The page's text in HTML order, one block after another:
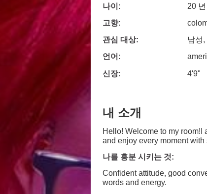
나이:
20 년
고향:
관심 대상:
남성
언어:
신장: 4'9"
내 소개
Hello! Welcome to my
and enjoy every moment
나를 흥분 시키는 것:
Confident attitude, good
words and energy.